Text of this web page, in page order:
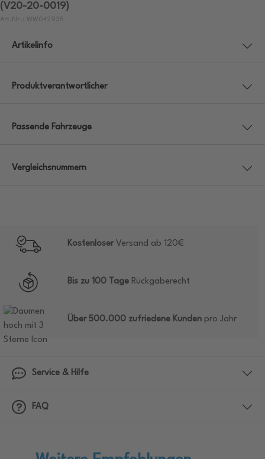
(V20-20-0019)
Art.Nr.: WW042935
Artikelinfo
Produktverantwortlicher
Passende Fahrzeuge
Vergleichsnummern
KostenloserVersand ab 120€
Bis zu 100 Tage Rückgaberecht
Über 500.000 zufriedene Kunden pro Jahr
Service & Hilfe
FAQ